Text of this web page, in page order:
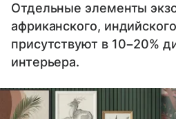
Отдельные элементы
африканского,
присутствуют в 10−20%
интерьера.